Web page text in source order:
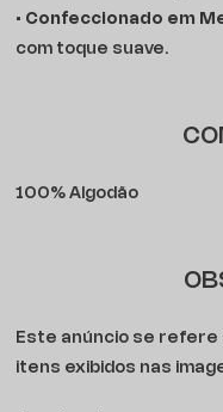
• Confeccionado em
com toque suave.
100% Algodão
Este anúncio se refere
itens exibidos nas